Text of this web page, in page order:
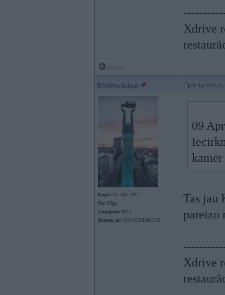
Xdrive
RSAWorkshop 09. Apr 2024,
Kopš: 13. Dec 2014
No: Rīga
Ziņojumi: 8414
Braucu ar: G31/E53/E46/E39
09
Tas jau
Xdrive